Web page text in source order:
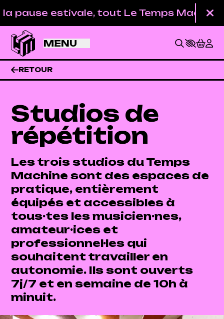
pause estivale, tout Le Temps Machine
MENU
RETOUR
Studios de
répétition
Les trois studios du Temps
Machine sont des espaces de
pratique, entièrement
équipés et accessibles à
tous·tes les musicien·nes,
amateur·ices et
professionnel·les qui
souhaitent travailler en
autonomie. Ils sont ouverts
7j/7 et en semaine de 10h à
minuit.
BILLETTERIE